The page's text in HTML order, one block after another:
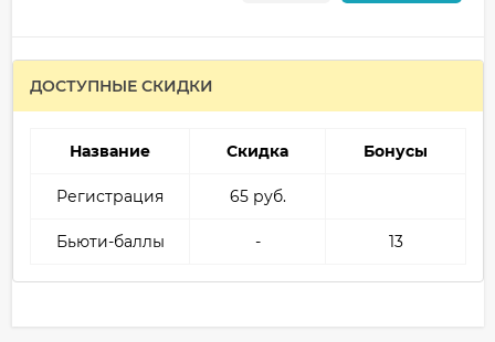
ДОСТУПНЫЕ СКИДКИ
Название Скидка Бонусы
Регистрация 65 руб.
Бьюти-баллы - 13